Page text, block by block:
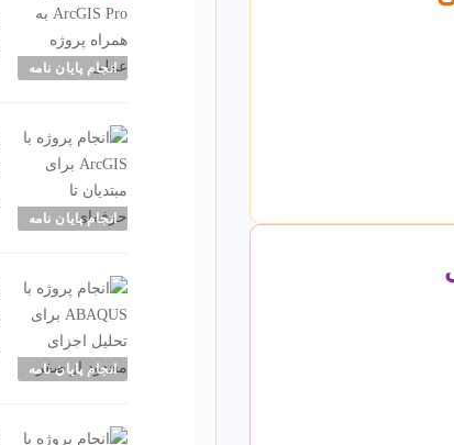
انجام پایان نامه
انجام پایان نامه
انجام پایان نامه